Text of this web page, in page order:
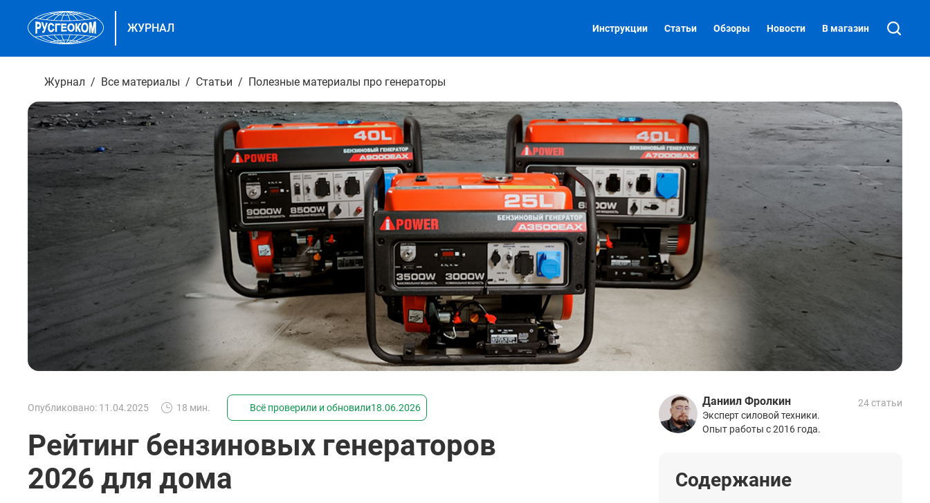
ЖУРНАЛ Инструкции Статьи Обзоры Новости В магазин
Журнал Все материалы Статьи Полезные материалы про генераторы
Опубликовано: 11.04.2025 18 мин. Всё проверили и обновили18.06.2026
Рейтинг бензиновых генераторов
2026 для дома
Даниил Фролкин
Эксперт силовой техники.
Опыт работы с 2016 года.
24 статьи
Содержание